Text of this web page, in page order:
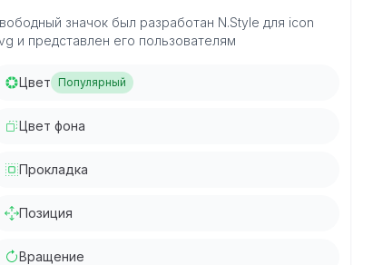
значок был разработан N.Style для icon
и представлен его пользователям
Цвет Популярный
Цвет фона
Прокладка
Позиция
Вращение